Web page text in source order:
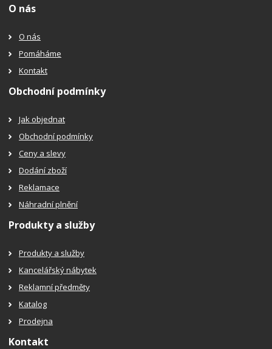
O nás
O nás
Pomáháme
Kontakt
Obchodní podmínky
Jak objednat
Obchodní podmínky
Ceny a slevy
Dodání zboží
Reklamace
Náhradní plnění
Produkty a služby
Produkty a služby
Kancelářský nábytek
Reklamní předměty
Katalog
Prodejna
Kontakt